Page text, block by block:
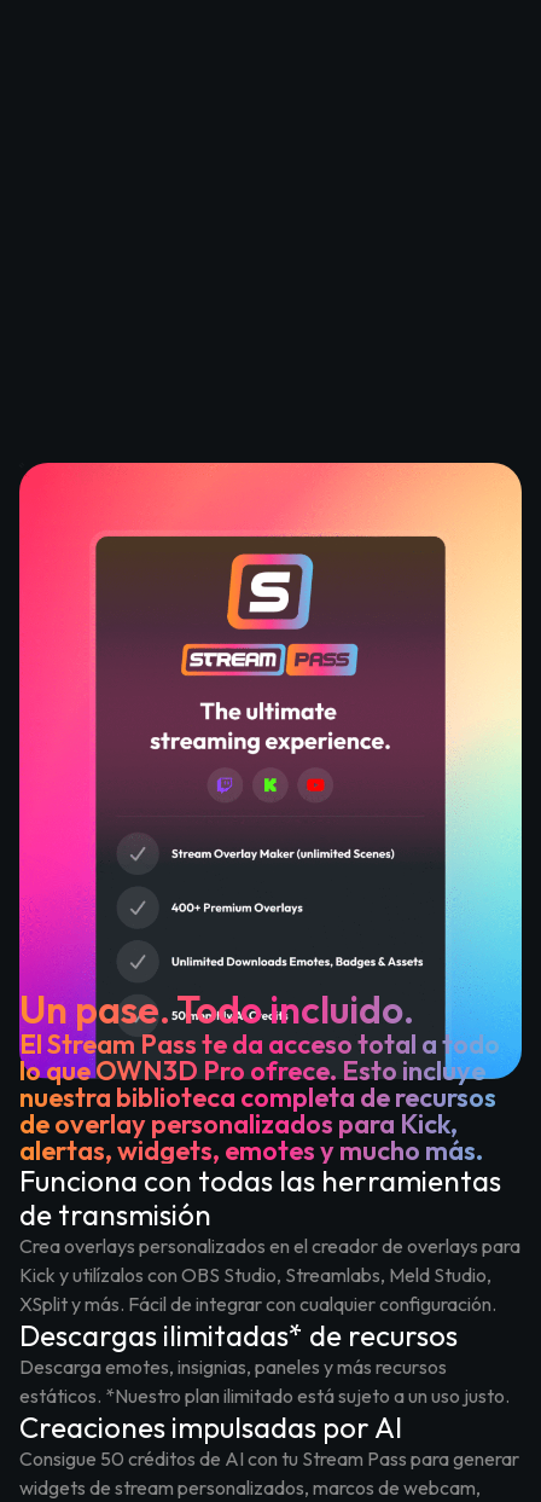
Un pase. Todo incluido.
El Stream Pass te da acceso total a todo
lo que OWN3D Pro ofrece. Esto incluye
nuestra biblioteca completa de recursos
de overlay personalizados para Kick,
alertas, widgets, emotes y mucho más.
Funciona con todas las herramientas
de transmisión
Crea overlays personalizados en el creador de overlays para
Kick y utilízalos con OBS Studio, Streamlabs, Meld Studio,
XSplit y más. Fácil de integrar con cualquier configuración.
Descargas ilimitadas* de recursos
Descarga emotes, insignias, paneles y más recursos
estáticos. *Nuestro plan ilimitado está sujeto a un uso justo.
Creaciones impulsadas por AI
Consigue 50 créditos de AI con tu Stream Pass para generar
widgets de stream personalizados, marcos de webcam,